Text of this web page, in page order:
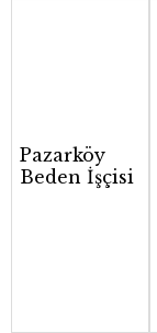
Pazarköy
Beden İşçisi